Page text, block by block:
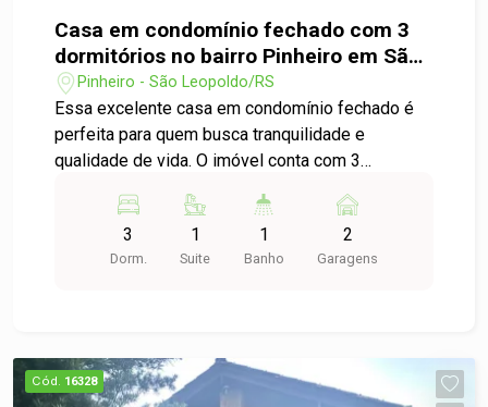
Casa em condomínio fechado com 3
dormitórios no bairro Pinheiro em São
Leopoldo
Pinheiro - São Leopoldo/RS
Essa excelente casa em condomínio fechado é
perfeita para quem busca tranquilidade e
qualidade de vida. O imóvel conta com 3
privacidade e conforto para toda a família. Possui
ambientes bem distribuídos, com móveis sob
medida que valorizam cada espaço e
multifuncional. São 2 vagas de garagens,
oferecendo ainda mais comodidade. Localizada
3
Dorm.
1
Suite
1
Banho
2
Garagens
Cód. 16328